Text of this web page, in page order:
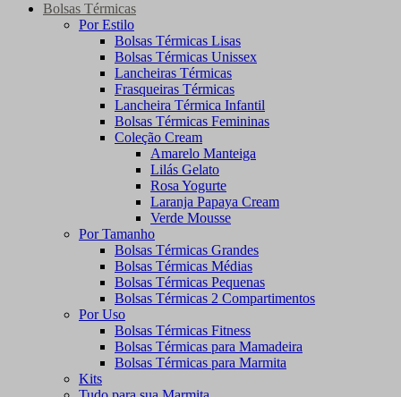
Bolsas Térmicas
Por Estilo
Bolsas Térmicas Lisas
Bolsas Térmicas Unissex
Lancheiras Térmicas
Frasqueiras Térmicas
Lancheira Térmica Infantil
Bolsas Térmicas Femininas
Coleção Cream
Amarelo Manteiga
Lilás Gelato
Rosa Yogurte
Laranja Papaya Cream
Verde Mousse
Por Tamanho
Bolsas Térmicas Grandes
Bolsas Térmicas Médias
Bolsas Térmicas Pequenas
Bolsas Térmicas 2 Compartimentos
Por Uso
Bolsas Térmicas Fitness
Bolsas Térmicas para Mamadeira
Bolsas Térmicas para Marmita
Kits